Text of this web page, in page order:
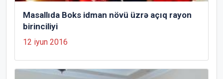
Masallıda Boks idman növü üzrə açıq rayon
birinciliyi
12 iyun 2016